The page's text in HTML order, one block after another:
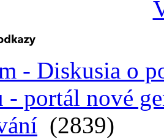
- Diskusia o
portál nové
(2839)